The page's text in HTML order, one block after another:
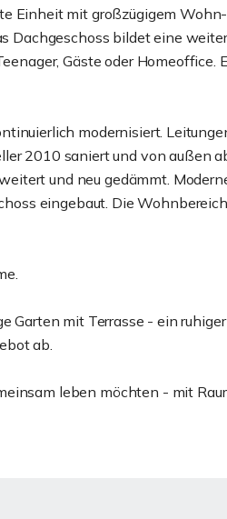
Einheit mit großzügigem
Dachgeschoss bildet eine
Gäste oder
modernisiert.
2010 saniert und von außen
und neu gedämmt.
eingebaut. Die
Garten mit Terrasse - ein
ab.
leben möchten - mit